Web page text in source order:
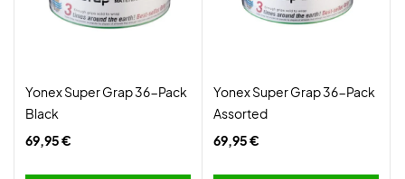
Yonex Super Grap 36-Pack
Black
69,95 €
Yonex Super Grap 36-Pack
Assorted
69,95 €